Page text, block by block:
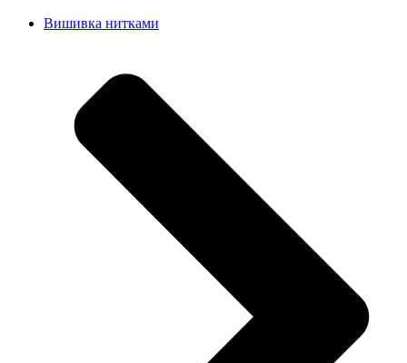
Вишивка нитками